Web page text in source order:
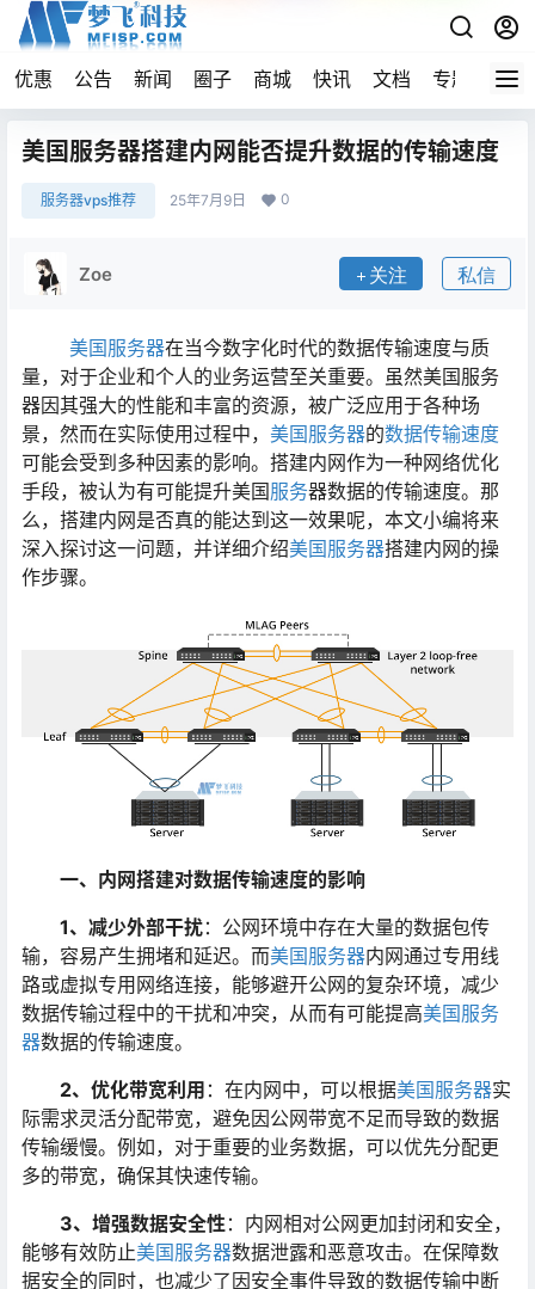
优惠 公告 新闻 圈子 商城 快讯 文档 专题 导航
美国服务器搭建内网能否提升数据的传输速度
服务器vps推荐 25年7月9日 0
Zoe 关注 私信
美国服务器在当今数字化时代的数据传输速度与质
量，对于企业和个人的业务运营至关重要。虽然美国服务
器因其强大的性能和丰富的资源，被广泛应用于各种场
景，然而在实际使用过程中， 美国服务器的数据传输速度
可能会受到多种因素的影响。搭建内网作为一种网络优化
手段，被认为有可能提升美国服务器数据的传输速度。那
么，搭建内网是否真的能达到这一效果呢，本文小编将来
深入探讨这一问题，并详细介绍美国服务器搭建内网的操
作步骤。
一、内网搭建对数据传输速度的影响
1、减少外部干扰：公网环境中存在大量的数据包传
输，容易产生拥堵和延迟。而美国服务器内网通过专用线
路或虚拟专用网络连接，能够避开公网的复杂环境，减少
数据传输过程中的干扰和冲突，从而有可能提高美国服务
器数据的传输速度。
2、优化带宽利用 ：在内网中，可以根据美国服务器实
际需求灵活分配带宽，避免因公网带宽不足而导致的数据
传输缓慢。例如，对于重要的业务数据，可以优先分配更
多的带宽，确保其快速传输。
3、增强数据安全性 ：内网相对公网更加封闭和安全，
能够有效防止美国服务器数据泄露和恶意攻击。在保障数
据安全的同时，也减少了因安全事件导致的数据传输中断